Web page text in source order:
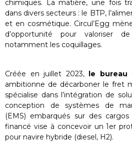
chimiques. La matière, une fois
dans divers secteurs : le BTP,
et en cosmétique. Circul’Egg
d’opportunité pour valoriser
notamment les coquillages.
Créée en juillet 2023, le bureau
ambitionne de décarboner le fret
spécialise dans l’intégration de
conception de systèmes de
(EMS) embarqués sur des
financé vise à concevoir un 1er
pour navire hybride (diesel, H2).